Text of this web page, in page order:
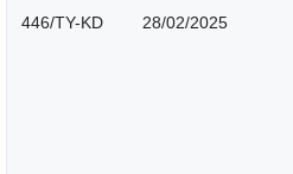
446/TY-KD 28/02/2025